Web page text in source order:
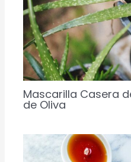
Mascarilla Casera
de Oliva